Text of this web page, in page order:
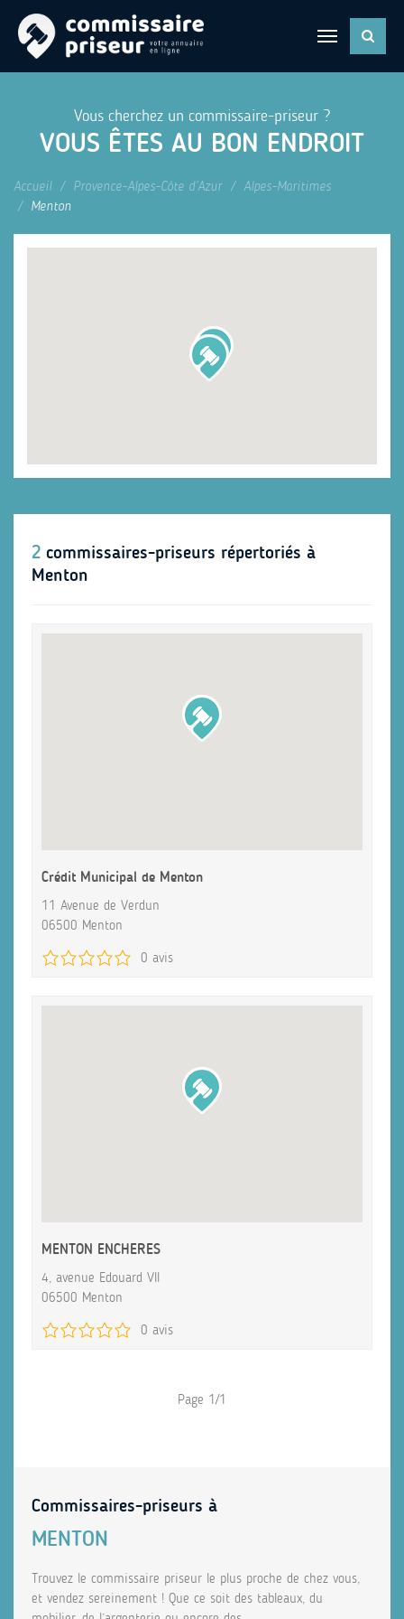
Vous cherchez un commissaire-priseur ?
VOUS ÊTES AU BON ENDROIT
Accueil Provence-Alpes-Côte d’Azur
Alpes-Maritimes
Menton
2 commissaires-priseurs répertoriés à
Menton
Crédit Municipal de Menton
11 Avenue de Verdun
06500 Menton
0 avis
MENTON ENCHERES
4, avenue Edouard VII
06500 Menton
0 avis
Page 1/1
Commissaires-priseurs à
MENTON
Trouvez le commissaire priseur le plus proche de chez vous,
et vendez sereinement ! Que ce soit des tableaux, du